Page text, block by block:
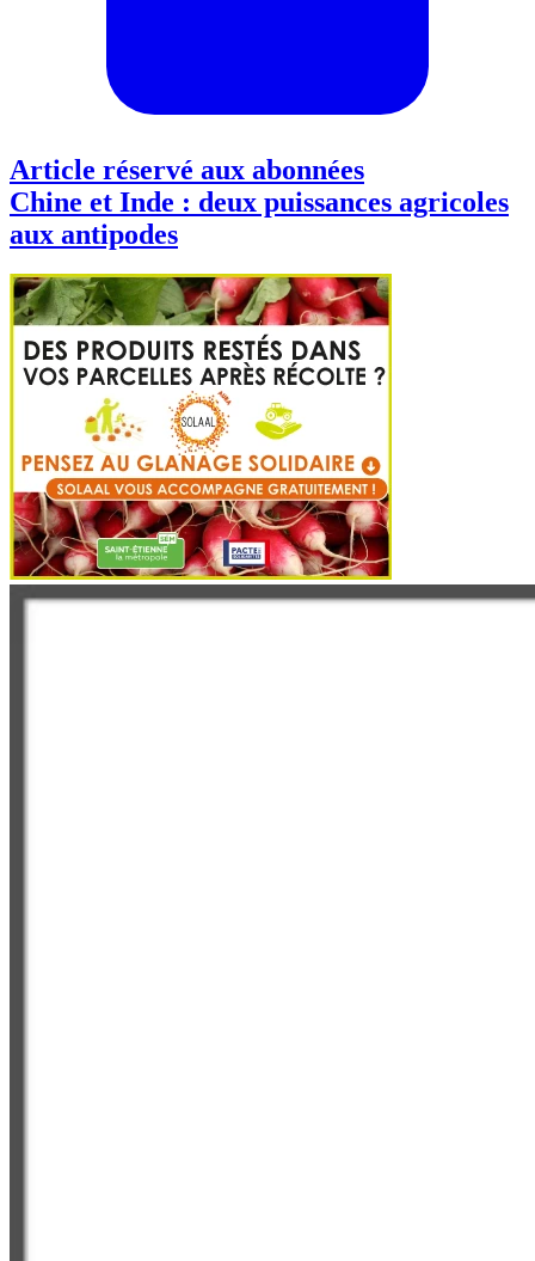
Article réservé aux abonnées
Chine et Inde : deux puissances agricoles
aux antipodes